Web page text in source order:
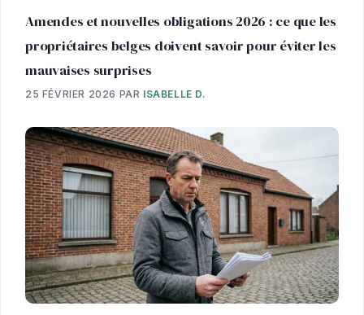
Amendes et nouvelles obligations 2026 : ce que les
propriétaires belges doivent savoir pour éviter les
mauvaises surprises
25 FÉVRIER 2026 PAR ISABELLE D.